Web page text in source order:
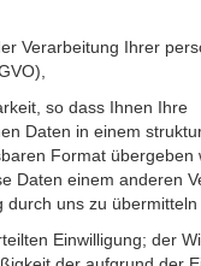
Verarbeitung Ihrer
so dass Ihnen Ihre
Daten in einem
Format übergeben
Daten einem anderen
durch uns zu
Einwilligung; der